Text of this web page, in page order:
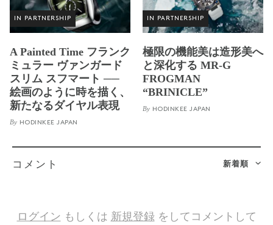
IN PARTNERSHIP
A Painted Time フランク
ミュラー ヴァンガード
スリム スフマート ──
絵画のように時を描く、
新たなるダイヤル表現
By HODINKEE JAPAN
IN PARTNERSHIP
極限の機能美は造形美へ
と深化する MR-G
FROGMAN
“BRINICLE”
By HODINKEE JAPAN
新着順
コメント
ログインもしくは新規登録をしてコメントして